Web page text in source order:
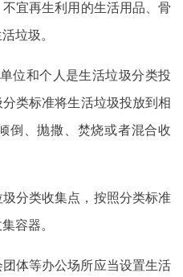
宜再生利用的生活用品、骨
垃圾。
位和个人是生活垃圾分类投
类标准将生活垃圾投放到相
倒、抛撒、焚烧或者混合收
分类收集点，按照分类标准
容器。
体等办公场所应当设置生活